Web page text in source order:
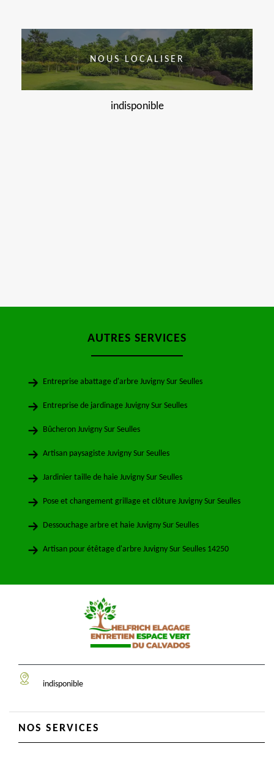
NOUS LOCALISER
indisponible
AUTRES SERVICES
Entreprise abattage d'arbre Juvigny Sur Seulles
Entreprise de jardinage Juvigny Sur Seulles
Bûcheron Juvigny Sur Seulles
Artisan paysagiste Juvigny Sur Seulles
Jardinier taille de haie Juvigny Sur Seulles
Pose et changement grillage et clôture Juvigny Sur Seulles
Dessouchage arbre et haie Juvigny Sur Seulles
Artisan pour étêtage d'arbre Juvigny Sur Seulles 14250
indisponible
NOS SERVICES